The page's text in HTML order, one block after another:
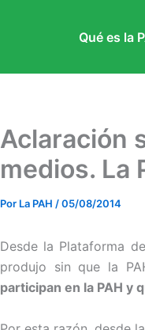
Qué es la
Aclaración
medios. La
Por La PAH /05/08/2014
Desde la Plataforma
produjo sin que la
participan en la PAH y